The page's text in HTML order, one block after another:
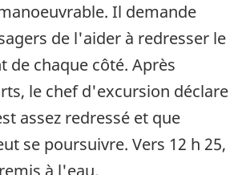
Il demande
de l'aider à redresser le
de chaque côté. Après
le chef d'excursion déclare
assez redressé et que
se poursuivre. Vers 12 h 25,
à l'eau.